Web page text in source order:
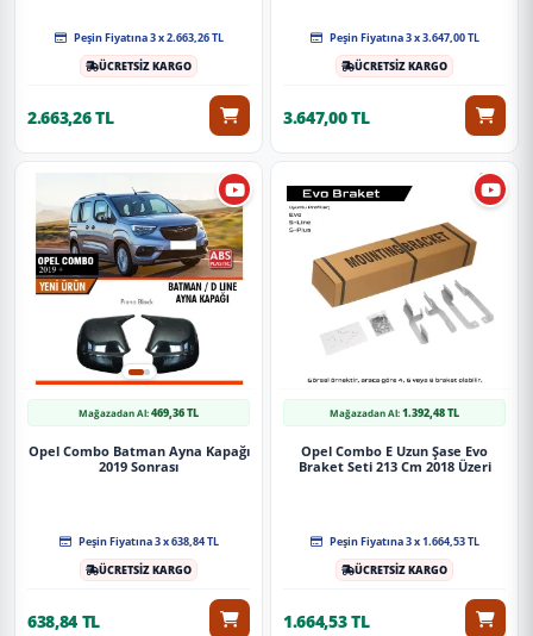
Peşin Fiyatına 3 x 2.663,26 TL
ÜCRETSİZ KARGO
2.663,26 TL
Peşin Fiyatına 3 x 3.647,00 TL
ÜCRETSİZ KARGO
3.647,00 TL
Mağazadan Al:469,36 TL
Opel Combo Batman Ayna Kapağı
2019 Sonrası
Peşin Fiyatına 3 x 638,84 TL
ÜCRETSİZ KARGO
638,84 TL
Mağazadan Al:1.392,48 TL
Opel Combo E Uzun Şase Evo
Braket Seti 213 Cm 2018 Üzeri
Peşin Fiyatına 3 x 1.664,53 TL
ÜCRETSİZ KARGO
1.664,53 TL